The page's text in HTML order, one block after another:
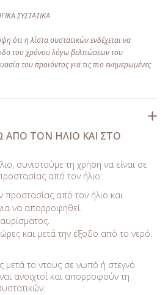
ΣΥΣΤΑΤΙΚΆ
ότι η λίστα συστατικών ενδέχεται να
του χρόνου λόγω βελτιώσεων του
του προϊόντος για τις πιο ενημερωμένες
ΑΠΟ ΤΟΝ ΗΛΙΟ ΚΑΙ ΣΤΟ
συνιστούμε τη χρήση να είναι σε
από τον ήλιο:
από τον ήλιο και
να απορροφηθεί.
και μετά την έξοδο από το νερό.
μετά το ντους σε νωπό ή στεγνό
ανοιχτοί και απορροφούν τη